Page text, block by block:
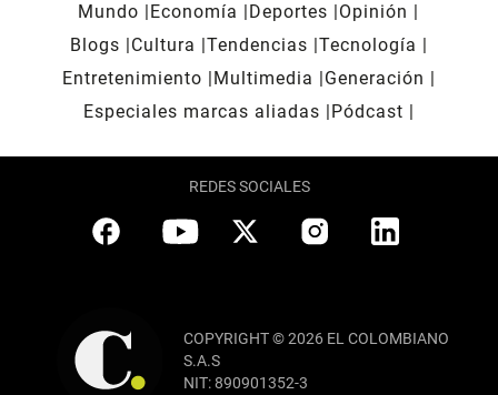
Mundo Economía Deportes
Opinión
Blogs
Cultura Tendencias Tecnología
Entretenimiento
Multimedia
Generación
Especiales marcas aliadas
Pódcast
REDES SOCIALES
COPYRIGHT © 2026 EL COLOMBIANO
S.A.S
NIT: 890901352-3